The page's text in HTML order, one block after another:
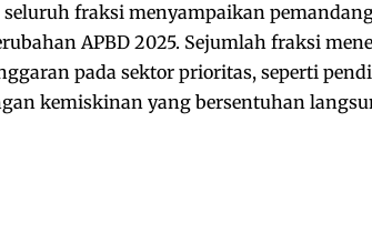
fraksi menyampaikan
APBD 2025. Sejumlah fraksi
pada sektor prioritas, seperti
kemiskinan yang bersentuhan